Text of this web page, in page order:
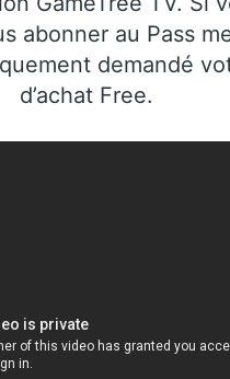
abonner au Pass
demandé
d’achat Free.